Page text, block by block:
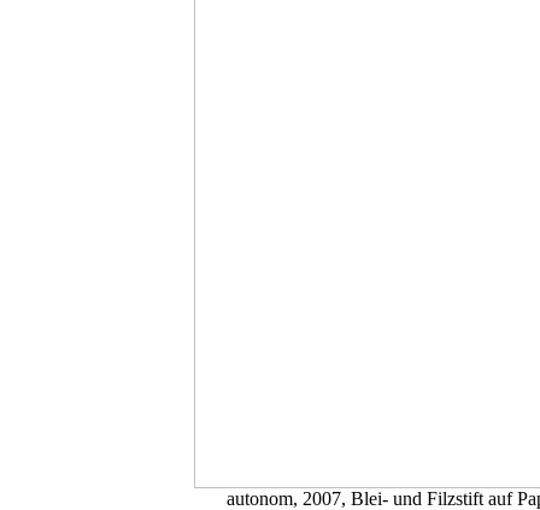
autonom, 2007, Blei- und Filzstift auf